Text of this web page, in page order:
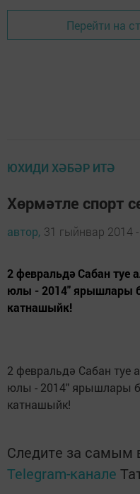
Перейти на
ЮХИДИ ХӘБӘР ИТӘ
Хөрмәтле спорт
автор, 31 гыйнвар 2014
2 февральдә Сабан туе
юлы - 2014" ярышлары
катнашыйк!
2 февральдә Сабан туе
юлы - 2014" ярышлары
катнашыйк!
Следите за самым
Telegram-канале